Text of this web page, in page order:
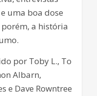
uma boa dose
a história
por Toby L., To
Albarn,
e Dave Rowntree